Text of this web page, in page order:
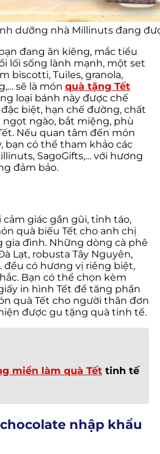
dưỡng nhà Millinuts đang
đang ăn kiêng, mắc tiểu
lối sống lành mạnh, một set
biscotti, Tuiles, granola,
sẽ là món quà tặng Tết
loại bánh này được chế
biệt, hạn chế đường, chất
ngào, bắt miệng, phù
Nếu quan tâm đến món
bạn có thể tham khảo các
SagoGifts,… với hương
đảm bảo.
giác gần gũi, tỉnh táo,
quà biếu Tết cho anh chị
đình. Những dòng cà phê
Lạt, robusta Tây Nguyên,
có hương vị riêng biệt,
Bạn có thể chọn kèm
in hình Tết để tăng phần
quà Tết cho người thân đơn
được gu tặng quà tinh tế.
miền làm quà Tết tinh tế
nhập khẩu